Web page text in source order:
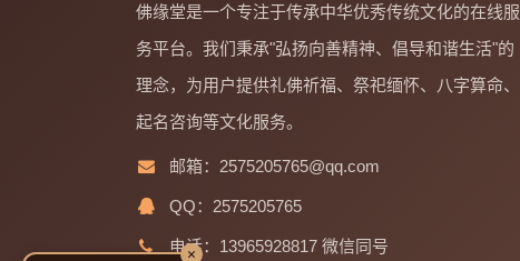
佛缘堂是一个专注于传承中华优秀传统文化的在线服
务平台。我们秉承"弘扬向善精神、倡导和谐生活"的
理念，为用户提供礼佛祈福、祭祀缅怀、八字算命、
起名咨询等文化服务。
邮箱：2575205765@qq.com
QQ：2575205765
电话：13965928817 微信同号
×